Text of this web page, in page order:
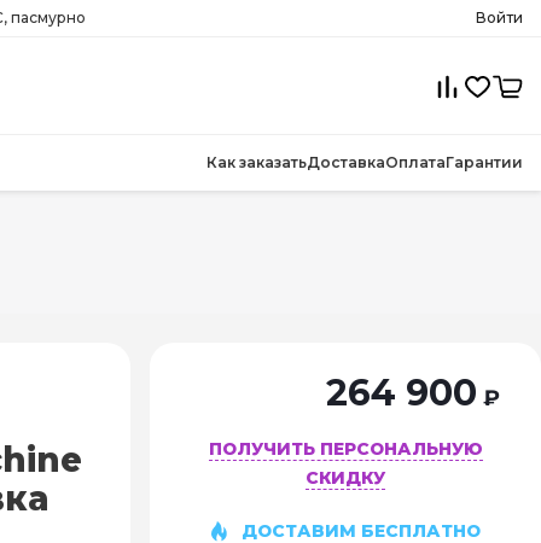
пасмурно Войти
Как заказатьДоставкаОплатаГарантии
264 900 ₽
ПОЛУЧИТЬ ПЕРСОНАЛЬНУЮ
СКИДКУ
ДОСТАВИМ БЕСПЛАТНО